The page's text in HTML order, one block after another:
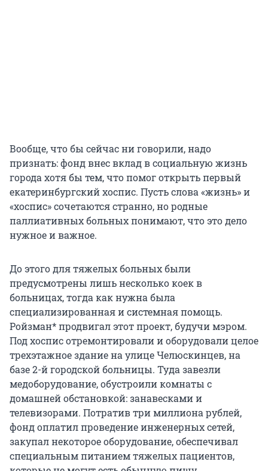
Вообще, что бы сейчас ни говорили, надо
признать: фонд внес вклад в социальную жизнь
города хотя бы тем, что помог открыть первый
екатеринбургский хоспис. Пусть слова «жизнь» и
«хоспис» сочетаются странно, но родные
паллиативных больных понимают, что это дело
нужное и важное.
До этого для тяжелых больных были
предусмотрены лишь несколько коек в
больницах, тогда как нужна была
специализированная и системная помощь.
Ройзман* продвигал этот проект, будучи мэром.
Под хоспис отремонтировали и оборудовали целое
трехэтажное здание на улице Челюскинцев, на
базе 2-й городской больницы. Туда завезли
медоборудование, обустроили комнаты с
домашней обстановкой: занавесками и
телевизорами. Потратив три миллиона рублей,
фонд оплатил проведение инженерных сетей,
закупал некоторое оборудование, обеспечивал
специальным питанием тяжелых пациентов,